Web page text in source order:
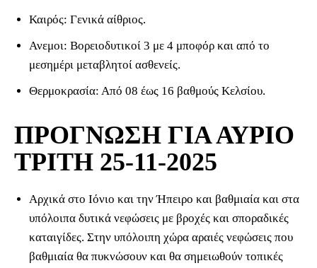
Καιρός: Γενικά αίθριος.
Ανεμοι: Βορειοδυτικοί 3 με 4 μποφόρ και από το
μεσημέρι μεταβλητοί ασθενείς.
Θερμοκρασία: Από 08 έως 16 βαθμούς Κελσίου.
ΠΡΟΓΝΩΣΗ ΓΙΑ ΑΥΡΙΟ
ΤΡΙΤΗ 25-11-2025
Αρχικά στο Ιόνιο και την Ήπειρο και βαθμιαία και στα
υπόλοιπα δυτικά νεφώσεις με βροχές και σποραδικές
καταιγίδες. Στην υπόλοιπη χώρα αραιές νεφώσεις που
βαθμιαία θα πυκνώσουν και θα σημειωθούν τοπικές